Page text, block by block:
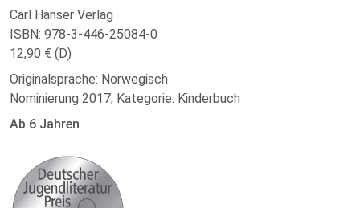
Carl Hanser Verlag
ISBN: 978-3-446-25084-0
12,90 € (D)
Originalsprache: Norwegisch
Nominierung 2017, Kategorie: Kinderbuch
Ab 6 Jahren